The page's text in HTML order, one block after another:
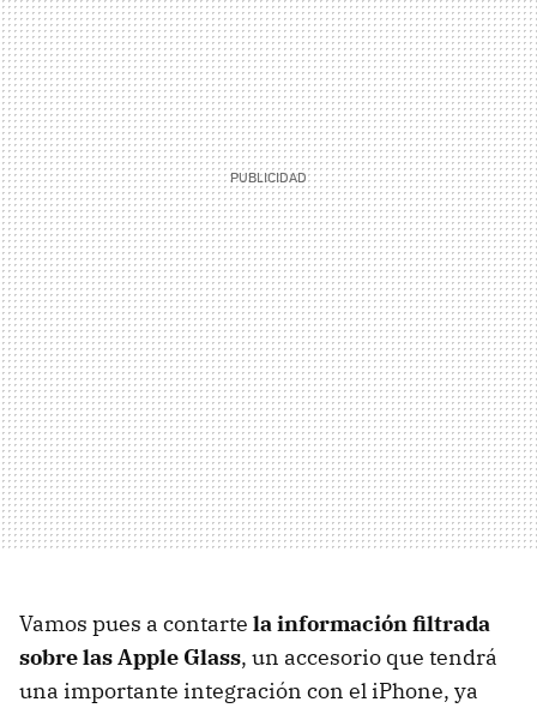
Vamos pues a contarte la información filtrada
sobre las Apple Glass, un accesorio que tendrá
una importante integración con el iPhone, ya